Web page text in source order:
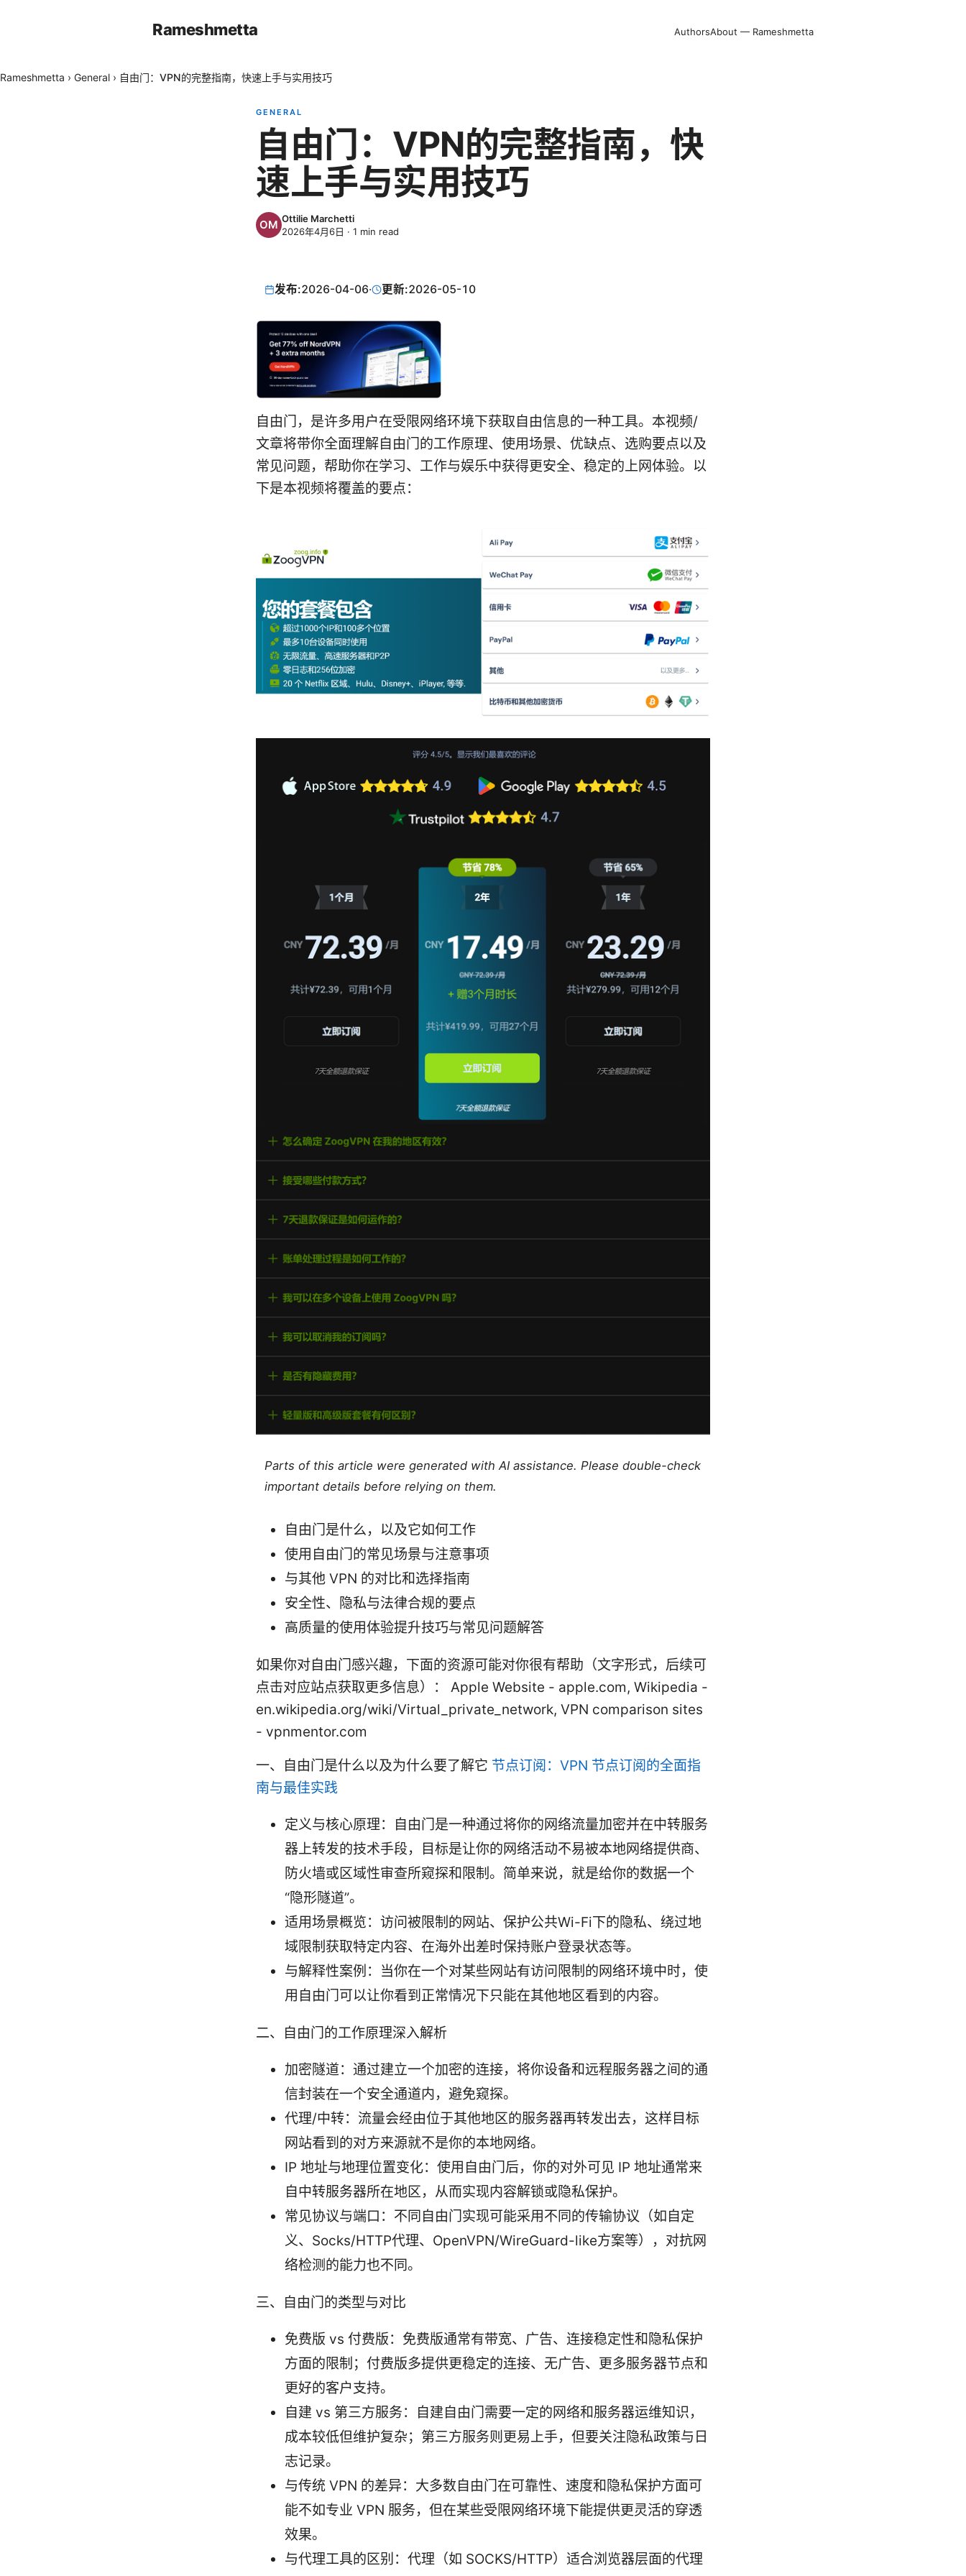
Rameshmetta AuthorsAbout — Rameshmetta
Rameshmetta › General › 自由门：VPN的完整指南，快速上手与实用技巧
GENERAL
自由门：VPN的完整指南，快
速上手与实用技巧
Ottilie Marchetti
2026年4月6日 · 1 min read
发布:2026-04-06· 更新:2026-05-10
自由门，是许多用户在受限网络环境下获取自由信息的一种工具。本视频/
文章将带你全面理解自由门的工作原理、使用场景、优缺点、选购要点以及
常见问题，帮助你在学习、工作与娱乐中获得更安全、稳定的上网体验。以
下是本视频将覆盖的要点：
Parts of this article were generated with AI assistance. Please double-check
important details before relying on them.
自由门是什么，以及它如何工作
使用自由门的常见场景与注意事项
与其他 VPN 的对比和选择指南
安全性、隐私与法律合规的要点
高质量的使用体验提升技巧与常见问题解答
如果你对自由门感兴趣，下面的资源可能对你很有帮助（文字形式，后续可
点击对应站点获取更多信息）： Apple Website - apple.com, Wikipedia -
en.wikipedia.org/wiki/Virtual_private_network, VPN comparison sites
- vpnmentor.com
一、自由门是什么以及为什么要了解它 节点订阅：VPN 节点订阅的全面指
南与最佳实践
定义与核心原理：自由门是一种通过将你的网络流量加密并在中转服务
器上转发的技术手段，目标是让你的网络活动不易被本地网络提供商、
防火墙或区域性审查所窥探和限制。简单来说，就是给你的数据一个
“隐形隧道”。
适用场景概览：访问被限制的网站、保护公共Wi-Fi下的隐私、绕过地
域限制获取特定内容、在海外出差时保持账户登录状态等。
与解释性案例：当你在一个对某些网站有访问限制的网络环境中时，使
用自由门可以让你看到正常情况下只能在其他地区看到的内容。
二、自由门的工作原理深入解析
加密隧道：通过建立一个加密的连接，将你设备和远程服务器之间的通
信封装在一个安全通道内，避免窥探。
代理/中转：流量会经由位于其他地区的服务器再转发出去，这样目标
网站看到的对方来源就不是你的本地网络。
IP 地址与地理位置变化：使用自由门后，你的对外可见 IP 地址通常来
自中转服务器所在地区，从而实现内容解锁或隐私保护。
常见协议与端口：不同自由门实现可能采用不同的传输协议（如自定
义、Socks/HTTP代理、OpenVPN/WireGuard-like方案等），对抗网
络检测的能力也不同。
三、自由门的类型与对比
免费版 vs 付费版：免费版通常有带宽、广告、连接稳定性和隐私保护
方面的限制；付费版多提供更稳定的连接、无广告、更多服务器节点和
更好的客户支持。
自建 vs 第三方服务：自建自由门需要一定的网络和服务器运维知识，
成本较低但维护复杂；第三方服务则更易上手，但要关注隐私政策与日
志记录。
与传统 VPN 的差异：大多数自由门在可靠性、速度和隐私保护方面可
能不如专业 VPN 服务，但在某些受限网络环境下能提供更灵活的穿透
效果。
与代理工具的区别：代理（如 SOCKS/HTTP）适合浏览器层面的代理